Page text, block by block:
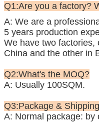
Q1:Are you a factory?
A: We are a
5 years production
We have two factories,
China and the other in
Q2:What's the MOQ?
A: Usually 100SQM.
Q3:Package &
A: Normal package: by